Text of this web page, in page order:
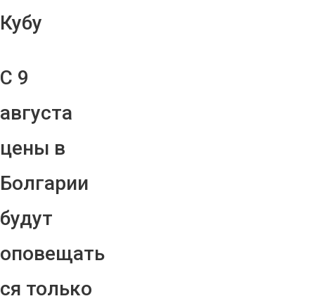
Кубу
С 9
августа
цены в
Болгарии
будут
оповещать
ся только